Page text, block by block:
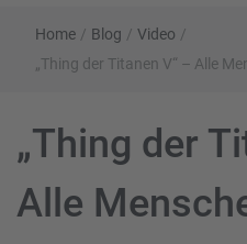
Home / Blog / Video /
„Thing der Titanen V“ – Alle
„Thing der
Alle